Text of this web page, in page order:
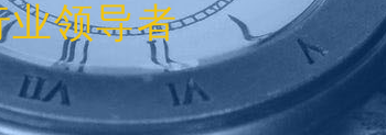
业领导者